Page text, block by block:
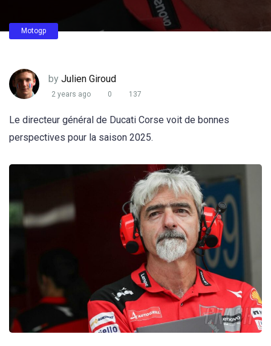
Motogp
by Julien Giroud
2 years ago 0 137
Le directeur général de Ducati Corse voit de bonnes
perspectives pour la saison 2025.